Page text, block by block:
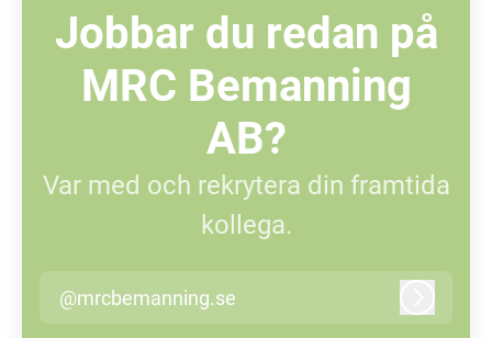
Jobbar du redan på
MRC Bemanning
AB?
Var med och rekrytera din framtida
kollega.
@mrcbemanning.se